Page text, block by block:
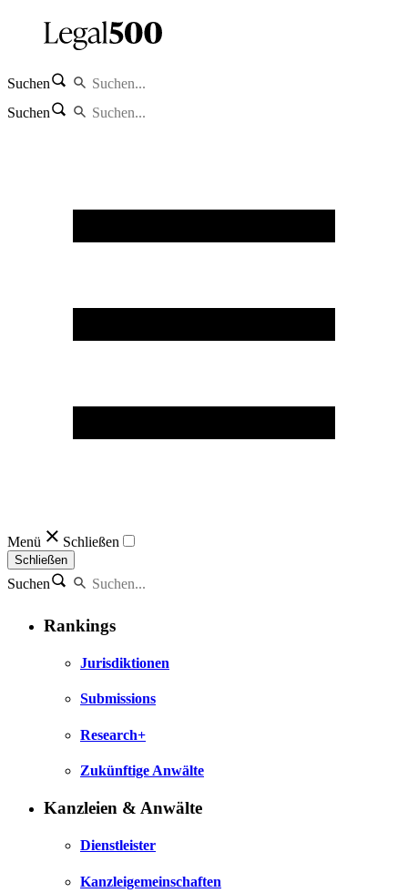
Suchen
Suchen
Menü Schließen
Schließen
Suchen
Rankings
Jurisdiktionen
Submissions
Research+
Zukünftige Anwälte
Kanzleien & Anwälte
Dienstleister
Kanzleigemeinschaften